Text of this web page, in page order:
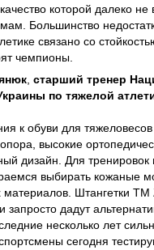
которой далеко не
Большинство
связано со
чемпионы.
старший тренер
по тяжелой
к обуви для
высокие
дизайн. Для тренировок
выбирать кожаные
Штангетки TM
дадут
несколько лет
сегодня